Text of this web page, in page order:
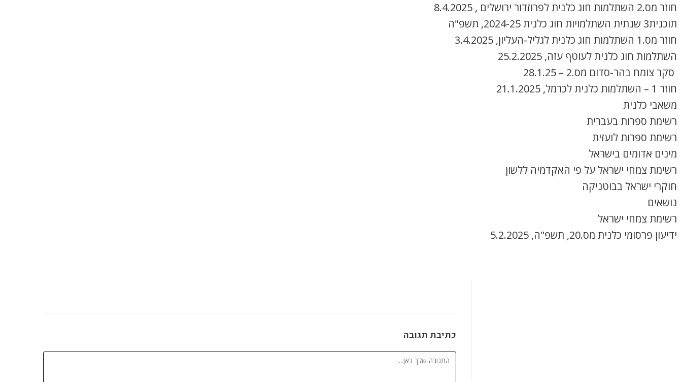
חוזר מס.2 השתלמות חוג כלנית לפרוזדור ירושלים , 8.4.2025
תוכנית3 שנתית השתלמויות חוג כלנית 2024-25, תשפ"ה
חוזר מס.1 השתלמות חוג כלנית לגליל-העליון, 3.4.2025
השתלמות חוג כלנית לעוטף עזה, 25.2.2025
סקר צומח בהר-סדום מס.2 – 28.1.25
חוזר 1 – השתלמות כלנית לכרמל, 21.1.2025
משאבי כלנית
רשימת ספרות בעברית
רשימת ספרות לועזית
מינים אדומים בישראל
רשימת צמחי ישראל על פי האקדמיה ללשון
חוקרי ישראל בבוטניקה
נושאים
רשימת צמחי ישראל
ידיעון פרסומי כלנית מס.20, תשפ"ה, 5.2.2025
כתיבת תגובה